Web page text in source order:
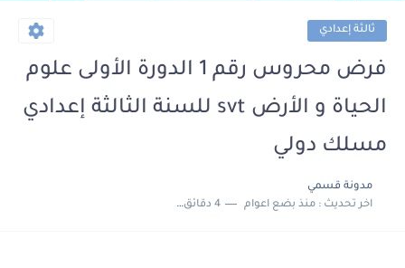
ثالثة إعدادي
فرض محروس رقم 1 الدورة الأولى علوم
الحياة و الأرض svt للسنة الثالثة إعدادي
مسلك دولي
مدونة قسمي
اخر تحديث :منذ بضع اعوام 4 دقائق للقراءة